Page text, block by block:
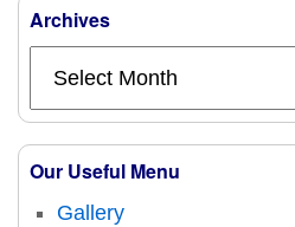
Archives
Our Useful Menu
Gallery